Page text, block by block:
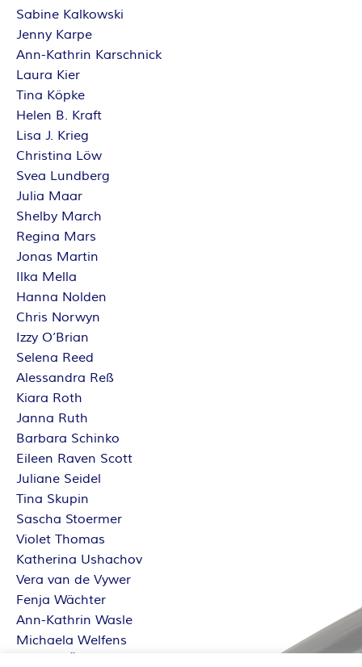
Sabine Kalkowski
Jenny Karpe
Ann-Kathrin Karschnick
Laura Kier
Tina Köpke
Helen B. Kraft
Lisa J. Krieg
Christina Löw
Svea Lundberg
Julia Maar
Shelby March
Regina Mars
Jonas Martin
Ilka Mella
Hanna Nolden
Chris Norwyn
Izzy O’Brian
Selena Reed
Alessandra Reß
Kiara Roth
Janna Ruth
Barbara Schinko
Eileen Raven Scott
Juliane Seidel
Tina Skupin
Sascha Stoermer
Violet Thomas
Katherina Ushachov
Vera van de Vywer
Fenja Wächter
Ann-Kathrin Wasle
Michaela Welfens